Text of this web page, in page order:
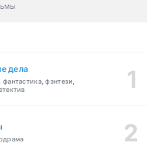
дела
фэнтези,